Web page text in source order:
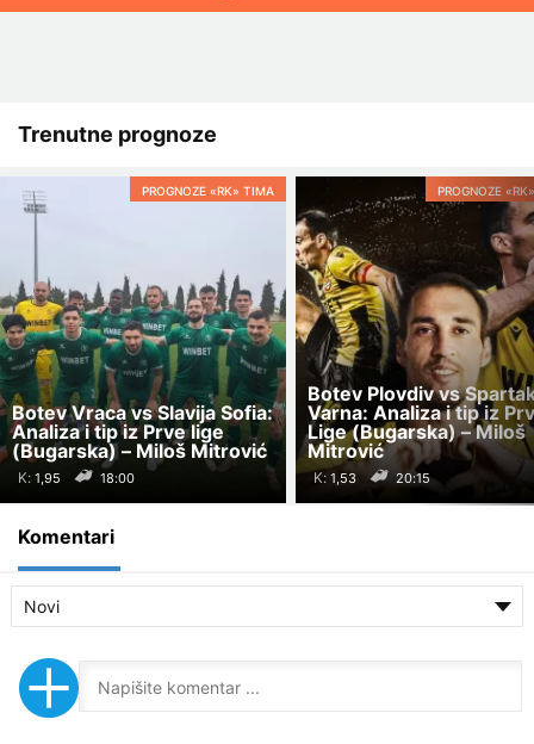
Trenutne prognoze
PROGNOZE «RK» TIMA
Botev Vraca vs Slavija Sofia:
Analiza i tip iz Prve lige
(Bugarska) – Miloš Mitrović
K: 18:00
PROGNOZE
Botev Plovdiv vs
Varna: Analiza i tip iz
Lige (Bugarska) – Miloš
Mitrović
K: 20:15
Komentari
Novi